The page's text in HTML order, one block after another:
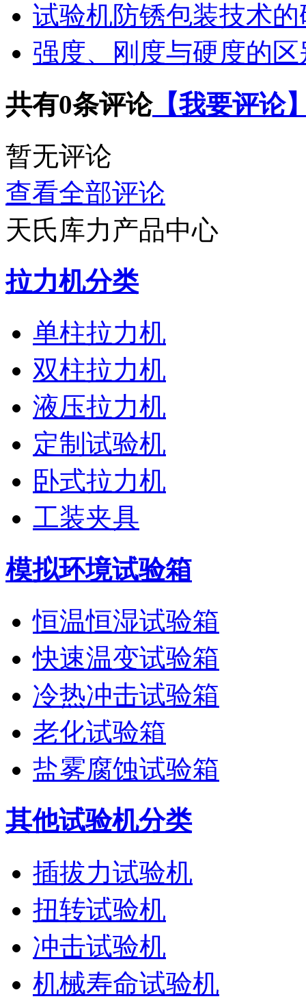
试验机防锈包装技术
强度、刚度与硬度的
共有0条评论【我要评论
暂无评论
查看全部评论
天氏库力产品中心
拉力机分类
单柱拉力机
双柱拉力机
液压拉力机
定制试验机
卧式拉力机
工装夹具
模拟环境试验箱
恒温恒湿试验箱
快速温变试验箱
冷热冲击试验箱
老化试验箱
盐雾腐蚀试验箱
其他试验机分类
插拔力试验机
扭转试验机
冲击试验机
机械寿命试验机